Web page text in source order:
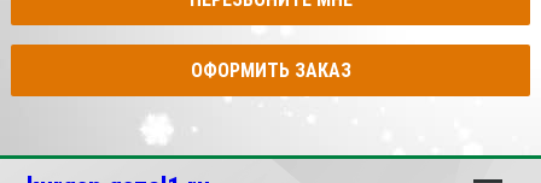
ОФОРМИТЬ ЗАКАЗ
Меню